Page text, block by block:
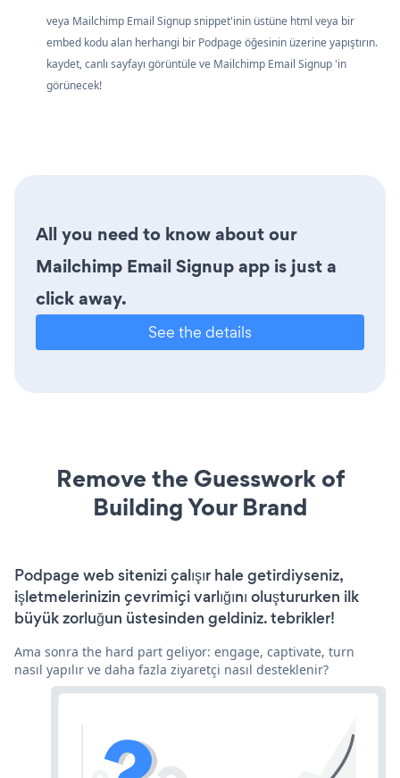
veya Mailchimp Email Signup snippet'inin üstüne html veya bir
embed kodu alan herhangi bir Podpage öğesinin üzerine yapıştırın.
kaydet, canlı sayfayı görüntüle ve Mailchimp Email Signup 'in
görünecek!
All you need to know about our
Mailchimp Email Signup app is just a
click away.
See the details
Remove the Guesswork of
Building Your Brand
Podpage web sitenizi çalışır hale getirdiyseniz,
işletmelerinizin çevrimiçi varlığını oluştururken ilk
büyük zorluğun üstesinden geldiniz. tebrikler!
Ama sonra the hard part geliyor: engage, captivate, turn
nasıl yapılır ve daha fazla ziyaretçi nasıl desteklenir?